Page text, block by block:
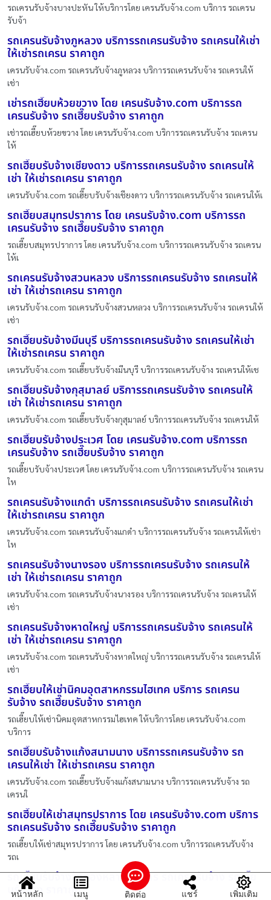
รถเครนรับจ้างบางปะหัน ให้บริการโดย เครนรับจ้าง.com บริการ รถเครน
รับจ้า
รถเครนรับจ้างภูหลวง บริการรถเครนรับจ้าง รถเครนให้เช่า
ให้เช่ารถเครน ราคาถูก
เครนรับจ้าง.com รถเครนรับจ้างภูหลวง บริการรถเครนรับจ้าง รถเครนให้
เช่า
เช่ารถเฮี๊ยบห้วยขวาง โดย เครนรับจ้าง.com บริการรถ
เครนรับจ้าง รถเฮี๊ยบรับจ้าง ราคาถูก
เช่ารถเฮี๊ยบห้วยขวาง โดย เครนรับจ้าง.com บริการรถเครนรับจ้าง รถเครน
ให้
รถเฮี๊ยบรับจ้างเชียงดาว บริการรถเครนรับจ้าง รถเครนให้
เช่า ให้เช่ารถเครน ราคาถูก
เครนรับจ้าง.com รถเฮี๊ยบรับจ้างเชียงดาว บริการรถเครนรับจ้าง รถเครนให้เ
รถเฮี๊ยบสมุทรปราการ โดย เครนรับจ้าง.com บริการรถ
เครนรับจ้าง รถเฮี๊ยบรับจ้าง ราคาถูก
รถเฮี๊ยบสมุทรปราการ โดย เครนรับจ้าง.com บริการรถเครนรับจ้าง รถเครน
ให้เ
รถเครนรับจ้างสวนหลวง บริการรถเครนรับจ้าง รถเครนให้
เช่า ให้เช่ารถเครน ราคาถูก
เครนรับจ้าง.com รถเครนรับจ้างสวนหลวง บริการรถเครนรับจ้าง รถเครนให้
เช่า
รถเฮี๊ยบรับจ้างมีนบุรี บริการรถเครนรับจ้าง รถเครนให้เช่า
ให้เช่ารถเครน ราคาถูก
เครนรับจ้าง.com รถเฮี๊ยบรับจ้างมีนบุรี บริการรถเครนรับจ้าง รถเครนให้เช
รถเฮี๊ยบรับจ้างกุสุมาลย์ บริการรถเครนรับจ้าง รถเครนให้
เช่า ให้เช่ารถเครน ราคาถูก
เครนรับจ้าง.com รถเฮี๊ยบรับจ้างกุสุมาลย์ บริการรถเครนรับจ้าง รถเครนให้
รถเฮี๊ยบรับจ้างประเวศ โดย เครนรับจ้าง.com บริการรถ
เครนรับจ้าง รถเฮี๊ยบรับจ้าง ราคาถูก
รถเฮี๊ยบรับจ้างประเวศ โดย เครนรับจ้าง.com บริการรถเครนรับจ้าง รถเครน
ให
รถเครนรับจ้างแกดำ บริการรถเครนรับจ้าง รถเครนให้เช่า
ให้เช่ารถเครน ราคาถูก
เครนรับจ้าง.com รถเครนรับจ้างแกดำ บริการรถเครนรับจ้าง รถเครนให้เช่า
ให
รถเครนรับจ้างนางรอง บริการรถเครนรับจ้าง รถเครนให้
เช่า ให้เช่ารถเครน ราคาถูก
เครนรับจ้าง.com รถเครนรับจ้างนางรอง บริการรถเครนรับจ้าง รถเครนให้
เช่า
รถเครนรับจ้างหาดใหญ่ บริการรถเครนรับจ้าง รถเครนให้
เช่า ให้เช่ารถเครน ราคาถูก
เครนรับจ้าง.com รถเครนรับจ้างหาดใหญ่ บริการรถเครนรับจ้าง รถเครนให้
เช่า
รถเฮี๊ยบให้เช่านิคมอุตสาหกรรมไฮเทค บริการ รถเครน
รับจ้าง รถเฮี๊ยบรับจ้าง ราคาถูก
รถเฮี๊ยบให้เช่านิคมอุตสาหกรรมไฮเทค ให้บริการโดย เครนรับจ้าง.com
บริการ
รถเฮี๊ยบรับจ้างแก้งสนามนาง บริการรถเครนรับจ้าง รถ
เครนให้เช่า ให้เช่ารถเครน ราคาถูก
เครนรับจ้าง.com รถเฮี๊ยบรับจ้างแก้งสนามนาง บริการรถเครนรับจ้าง รถ
เครนใ
รถเฮี๊ยบให้เช่าสมุทรปราการ โดย เครนรับจ้าง.com บริการ
รถเครนรับจ้าง รถเฮี๊ยบรับจ้าง ราคาถูก
รถเฮี๊ยบให้เช่าสมุทรปราการ โดย เครนรับจ้าง.com บริการรถเครนรับจ้าง
รถเ
รถเฮี๊ยบรับจ้างวังทองหลาง บริการ รถเครนรับจ้าง รถเฮี๊ย
บรับจ้าง ราคาถูก
หน้าหลัก เมนู ติดต่อ แชร์ เพิ่มเติม